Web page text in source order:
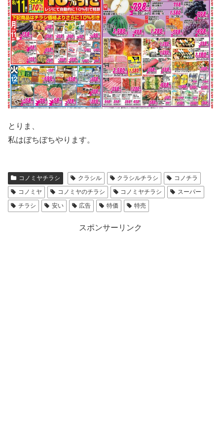
とりま、
私はぼちぼちやります。
コノミヤチラシ クラシル クラシルチラシ
コノチラ
コノミヤ
コノミヤのチラシ コノミヤチラシ
スーパー
チラシ
安い 広告 特価 特売
スポンサーリンク